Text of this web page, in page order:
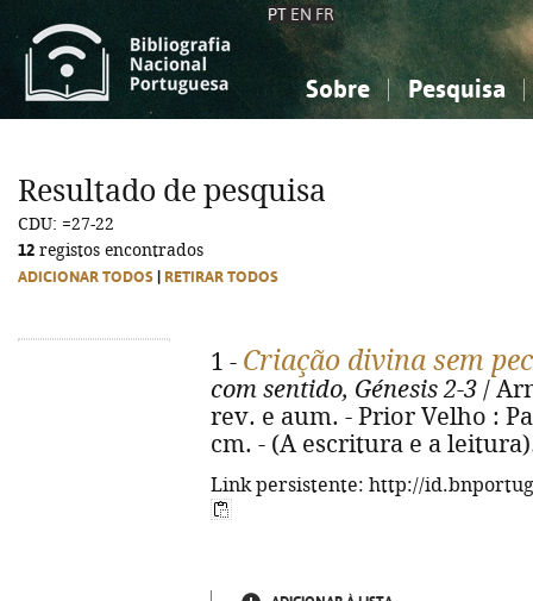
PT EN FR
Sobre Pesquisa
Ciências sociais...
Ciências sociais...
Resultado de pesquisa
CDU: =27-22
12 registos encontrados
ADICIONAR TODOS RETIRAR TODOS
1 - Criação divina sem
com sentido, Génesis 2-3 /
rev. e aum. - Prior Velho :
cm. - (A escritura e a
Link persistente: http://